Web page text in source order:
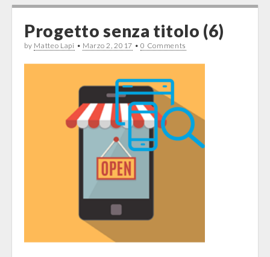
Progetto senza titolo (6)
by Matteo Lapi • Marzo 2, 2017 •0 Comments